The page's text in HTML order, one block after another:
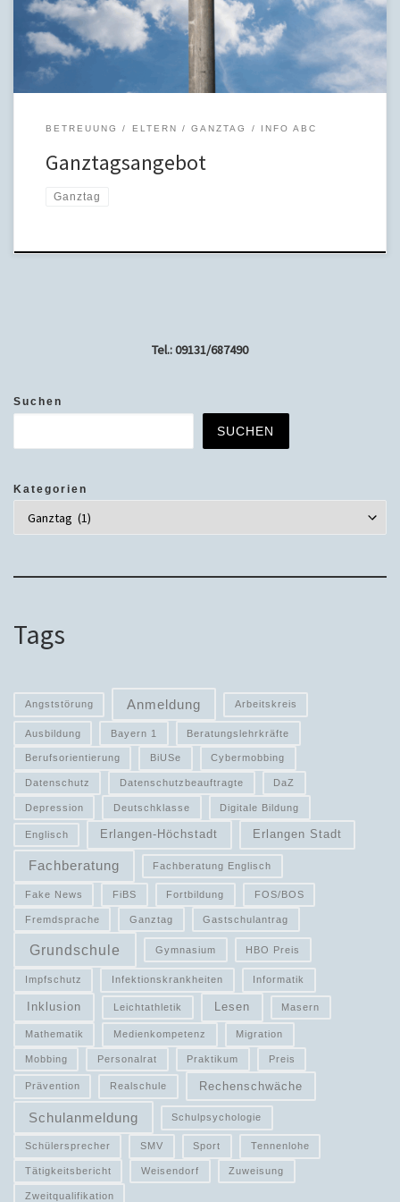
verschiedene Angebotsformen: Viele Schulen bieten eine
Betreuung in Form der Mittagsbetreuung an. Die Mittagsbetreuung
findet zwar mit […]
BETREUUNG ELTERN GANZTAG INFO ABC
Ganztagsangebot
Ganztag
Tel.: 09131/687490
Suchen
SUCHEN
Kategorien
Tags
Angststörung Anmeldung Arbeitskreis
Ausbildung Bayern 1 Beratungslehrkräfte
Berufsorientierung BiUSe Cybermobbing
Datenschutz Datenschutzbeauftragte DaZ
Depression Deutschklasse Digitale Bildung
Englisch Erlangen-Höchstadt Erlangen Stadt
Fachberatung Fachberatung Englisch
Fake News FiBS Fortbildung FOS/BOS
Fremdsprache Ganztag Gastschulantrag
Grundschule Gymnasium HBO Preis
Impfschutz Infektionskrankheiten Informatik
Inklusion Leichtathletik Lesen Masern
Mathematik Medienkompetenz Migration
Mobbing Personalrat Praktikum Preis
Prävention Realschule Rechenschwäche
Schulanmeldung Schulpsychologie
Schülersprecher SMV Sport Tennenlohe
Tätigkeitsbericht Weisendorf Zuweisung
Zweitqualifikation